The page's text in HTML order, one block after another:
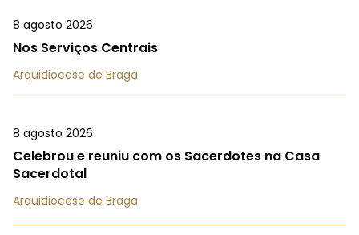
8 agosto 2026
Nos Serviços Centrais
Arquidiocese de Braga
8 agosto 2026
Celebrou e reuniu com os Sacerdotes na Casa
Sacerdotal
Arquidiocese de Braga